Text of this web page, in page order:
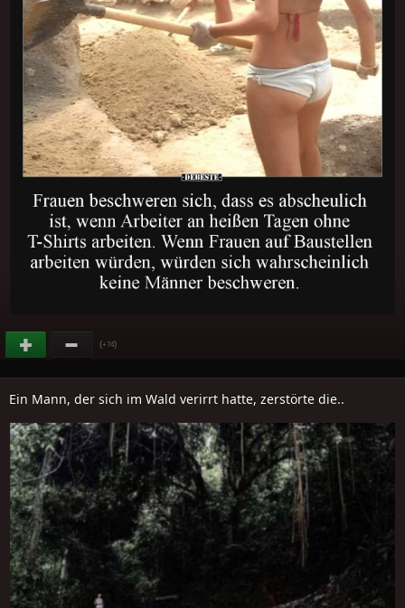
(+74)
Ein Mann, der sich im Wald verirrt hatte, zerstörte die..